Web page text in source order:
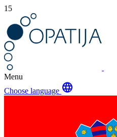
15
Menu
Choose language language